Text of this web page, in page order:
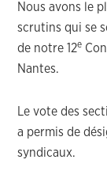
Nous avons le
scrutins qui se
de notre 12e
Nantes.
Le vote des
a permis de
syndicaux.